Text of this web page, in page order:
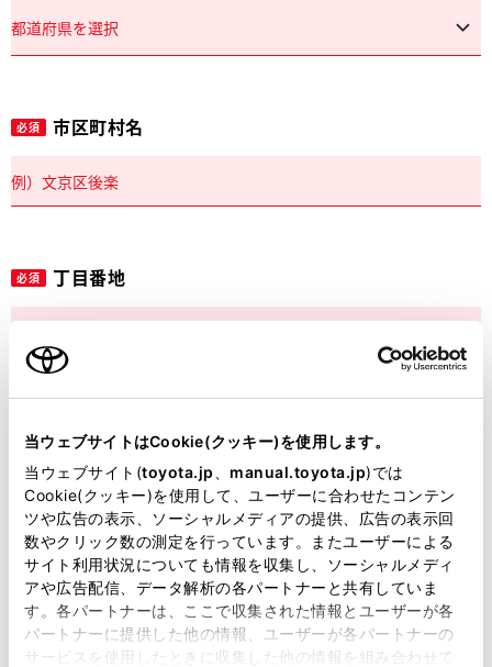
当ウェブサイトはCookie(クッキー)を使用します。
当ウェブサイト(toyota.jp manual.toyota.jp)では
Cookie(クッキー)を使用して、ユーザーに合わせたコンテン
ツや広告の表示、ソーシャルメディアの提供、広告の表示回
数やクリック数の測定を行っています。またユーザーによる
サイト利用状況についても情報を収集し、ソーシャルメディ
アや広告配信、データ解析の各パートナーと共有していま
す。各パートナーは、ここで収集された情報とユーザーが各
パートナーに提供した他の情報、ユーザーが各パートナーの
サービスを使用したときに収集した他の情報を組み合わせて
必須 市区町村名
必須 丁目番地
建物名
必須 ご希望の連絡方法
Eメール